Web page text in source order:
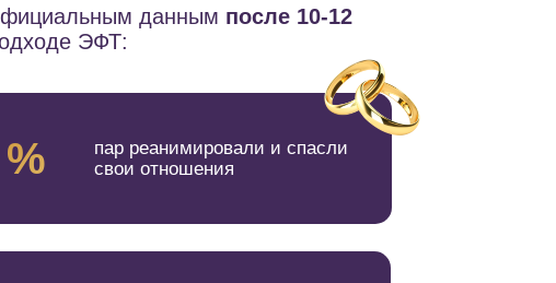
данным после 10-12
ЭФТ:
пар реанимировали и спасли
свои отношения